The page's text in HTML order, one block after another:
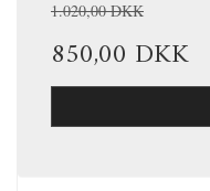
1.020,00 DKK
850,00 DKK